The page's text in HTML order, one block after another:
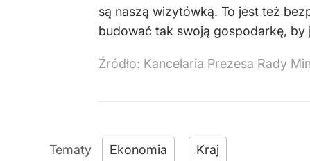
są naszą wizytówką. To jest też
budować tak swoją gospodarkę, by
Źródło: Kancelaria Prezesa Rady
Ekonomia Kraj